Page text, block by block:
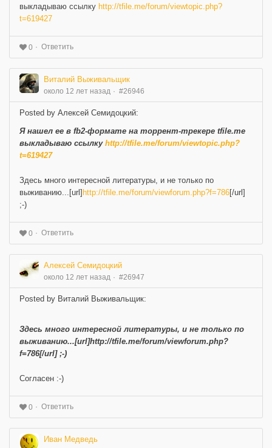
выкладываю ссылку http://tfile.me/forum/viewtopic.php?
t=619427
0 Ответить
Виталий Выживальщик
около 12 лет назад #26946
Posted by Алексей Семидоцкий:
Я нашел ее в fb2-формате на торрент-трекере tfile.me
выкладываю ссылку http://tfile.me/forum/viewtopic.php?
t=619427
Здесь много интересной литературы, и не только по
выживанию...[url] http://tfile.me/forum/viewforum.php?f=786[/url]
;-)
0 Ответить
Алексей Семидоцкий
около 12 лет назад #26947
Posted by Виталий Выживальщик:
Здесь много интересной литературы, и не только по
выживанию...[url]http://tfile.me/forum/viewforum.php?
f=786[/url] ;-)
Согласен :-)
0 Ответить
Иван Медведь